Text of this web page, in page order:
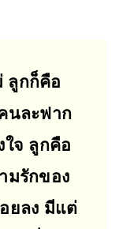
ลูกก็คือ
นละฟาก
จ ลูกคือ
มรักของ
ยลง มีแต่